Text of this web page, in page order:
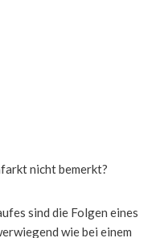
nicht bemerkt?
sind die Folgen eines
wie bei einem